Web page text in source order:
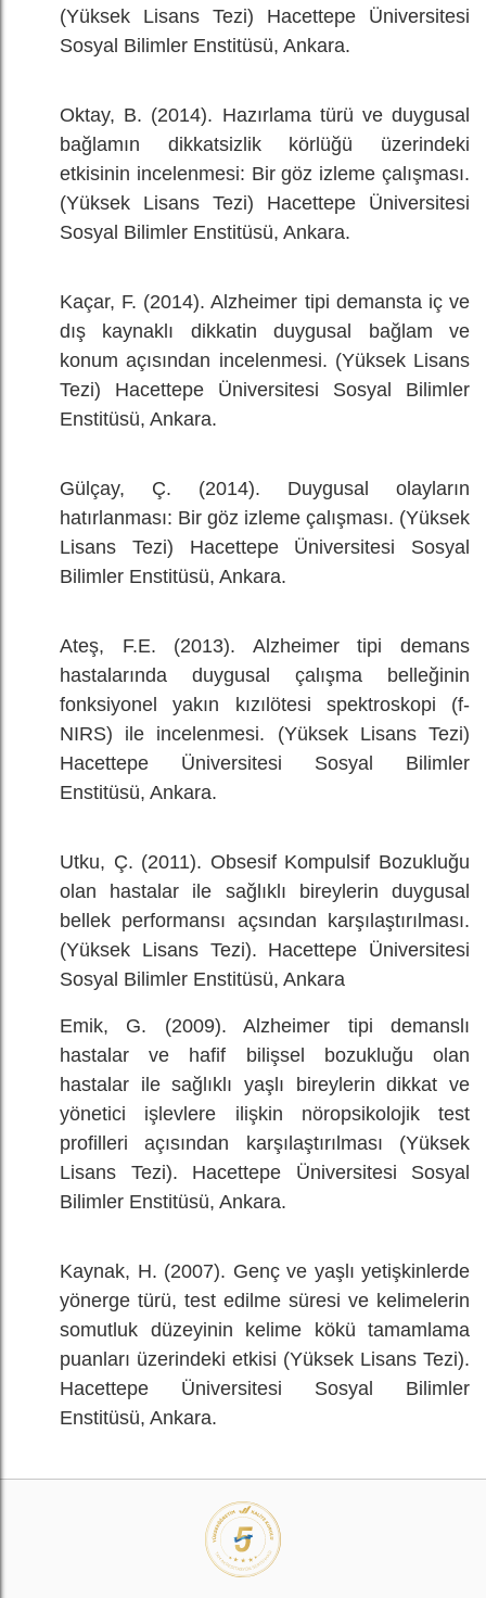
(Yüksek Lisans Tezi) Hacettepe Üniversitesi
Sosyal Bilimler Enstitüsü, Ankara.
Oktay, B. (2014). Hazırlama türü ve duygusal
bağlamın dikkatsizlik körlüğü üzerindeki
etkisinin incelenmesi: Bir göz izleme çalışması.
(Yüksek Lisans Tezi) Hacettepe Üniversitesi
Sosyal Bilimler Enstitüsü, Ankara.
Kaçar, F. (2014). Alzheimer tipi demansta iç ve
dış kaynaklı dikkatin duygusal bağlam ve
konum açısından incelenmesi. (Yüksek Lisans
Tezi) Hacettepe Üniversitesi Sosyal Bilimler
Enstitüsü, Ankara.
Gülçay, Ç. (2014). Duygusal olayların
hatırlanması: Bir göz izleme çalışması. (Yüksek
Lisans Tezi) Hacettepe Üniversitesi Sosyal
Bilimler Enstitüsü, Ankara.
Ateş, F.E. (2013). Alzheimer tipi demans
hastalarında duygusal çalışma belleğinin
fonksiyonel yakın kızılötesi spektroskopi (f-
NIRS) ile incelenmesi. (Yüksek Lisans Tezi)
Hacettepe Üniversitesi Sosyal Bilimler
Enstitüsü, Ankara.
Utku, Ç. (2011). Obsesif Kompulsif Bozukluğu
olan hastalar ile sağlıklı bireylerin duygusal
bellek performansı açsından karşılaştırılması.
(Yüksek Lisans Tezi). Hacettepe Üniversitesi
Sosyal Bilimler Enstitüsü, Ankara
Emik, G. (2009). Alzheimer tipi demanslı
hastalar ve hafif bilişsel bozukluğu olan
hastalar ile sağlıklı yaşlı bireylerin dikkat ve
yönetici işlevlere ilişkin nöropsikolojik test
profilleri açısından karşılaştırılması (Yüksek
Lisans Tezi). Hacettepe Üniversitesi Sosyal
Bilimler Enstitüsü, Ankara.
Kaynak, H. (2007). Genç ve yaşlı yetişkinlerde
yönerge türü, test edilme süresi ve kelimelerin
somutluk düzeyinin kelime kökü tamamlama
puanları üzerindeki etkisi (Yüksek Lisans Tezi).
Hacettepe Üniversitesi Sosyal Bilimler
Enstitüsü, Ankara.